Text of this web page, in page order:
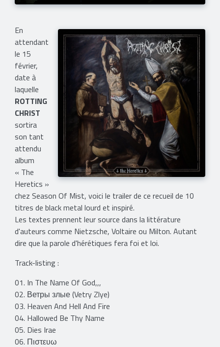
En
attendant
le 15
février,
date à
laquelle
ROTTING
CHRIST
sortira
son tant
attendu
album
« The
Heretics »
chez Season Of Mist, voici le trailer de ce recueil de 10
titres de black metal lourd et inspiré.
​Les textes prennent leur source dans la littérature
d'auteurs comme Nietzsche, Voltaire ou Milton. Autant
dire que la parole d'hérétiques fera foi et loi.
Track-listing :
01. In The Name Of God,,,
02. Ветры злые (Vetry Zlye)
03. Heaven And Hell And Fire
04. Hallowed Be Thy Name
05. Dies Irae
06. Πιστευω